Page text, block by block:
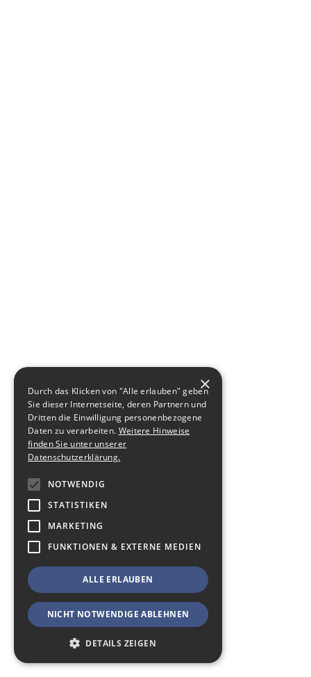
×
Durch das Klicken von "Alle erlauben" geben
Sie dieser Internetseite, deren Partnern und
Dritten die Einwilligung personenbezogene
Daten zu verarbeiten. Weitere Hinweise
finden Sie unter unserer
Datenschutzerklärung.
NOTWENDIG
STATISTIKEN
MARKETING
FUNKTIONEN & EXTERNE MEDIEN
ALLE ERLAUBEN
NICHT NOTWENDIGE ABLEHNEN
DETAILS ZEIGEN